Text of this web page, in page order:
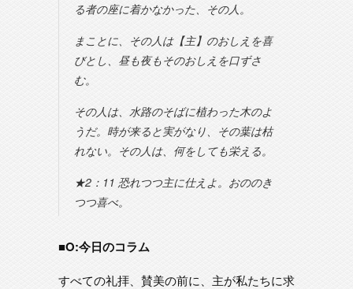
る者の座に着かなかった、その人。
まことに、その人は【主】のおしえを喜
びとし、昼も夜もそのおしえを口ずさ
む。
その人は、水路のそばに植わった木のよ
うだ。時が来ると実がなり、その葉は枯
れない。その人は、何をしても栄える。
★2：11 恐れつつ主に仕えよ。おののき
つつ喜べ。
■O:今日のコラム
すべての礼拝、賛美の前に、主が私たちに求